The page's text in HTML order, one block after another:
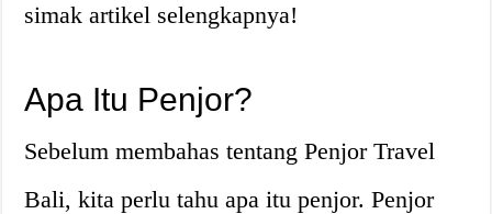
simak artikel selengkapnya!
Apa Itu Penjor?
Sebelum membahas tentang Penjor Travel
Bali, kita perlu tahu apa itu penjor. Penjor